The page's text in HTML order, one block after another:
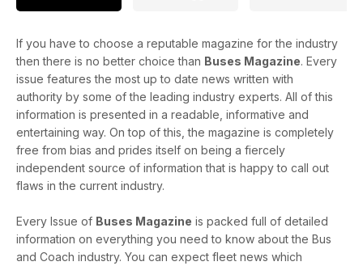
If you have to choose a reputable magazine for the industry
then there is no better choice than Buses Magazine. Every
issue features the most up to date news written with
authority by some of the leading industry experts. All of this
information is presented in a readable, informative and
entertaining way. On top of this, the magazine is completely
free from bias and prides itself on being a fiercely
independent source of information that is happy to call out
flaws in the current industry.
Every Issue of Buses Magazine is packed full of detailed
information on everything you need to know about the Bus
and Coach industry. You can expect fleet news which